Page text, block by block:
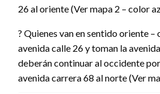
26 al oriente (Ver mapa 2 – color
? Quienes van en sentido oriente
avenida calle 26 y toman la
deberán continuar al occidente
avenida carrera 68 al norte (Ver